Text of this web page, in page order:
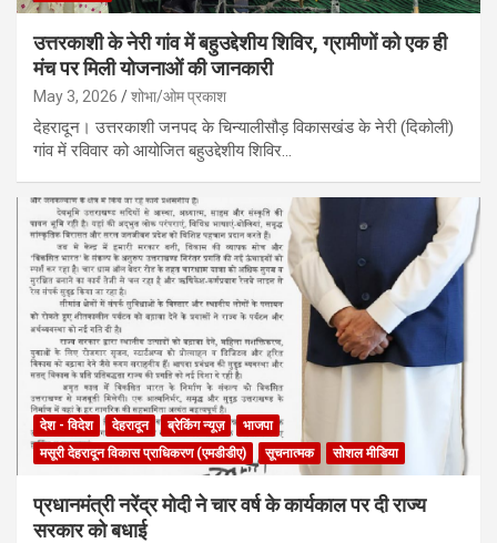
उत्तरकाशी के नेरी गांव में बहुउद्देशीय शिविर, ग्रामीणों को एक ही
मंच पर मिली योजनाओं की जानकारी
May 3, 2026 शोभा/ओम प्रकाश
देहरादून। उत्तरकाशी जनपद के चिन्यालीसौड़ विकासखंड के नेरी (दिकोली)
गांव में रविवार को आयोजित बहुउद्देशीय शिविर…
देश - विदेश देहरादून ब्रेकिंग न्यूज़
भाजपा
मसूरी देहरादून विकास प्राधिकरण (एमडीडीए)
सूचनात्मक सोशल मीडिया
प्रधानमंत्री नरेंद्र मोदी ने चार वर्ष के कार्यकाल पर दी राज्य
सरकार को बधाई